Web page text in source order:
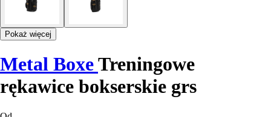
Pokaż więcej
Metal BoxeTreningowe
rękawice bokserskie grs